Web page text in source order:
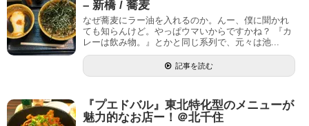
– 新橋 / 蕎麦
なぜ蕎麦にラー油を入れるのか。んー、僕に聞かれ
ても知らんけど。やっぱウマいからですかね？ 『カ
レーは飲み物。』とかと同じ系列で、元々は池...
記事を読む
『プエドバル』東北特化型のメニューが
魅力的なお店ー！＠北千住